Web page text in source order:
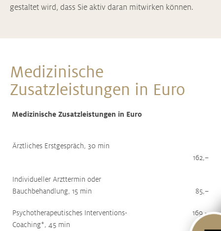
gestaltet wird, dass Sie aktiv daran mitwirken können.
Medizinische
Zusatzleistungen in Euro
Medizinische Zusatzleistungen in Euro
Ärztliches Erstgespräch, 30 min
162,–
Individueller Arzttermin oder
Bauchbehandlung, 15 min
85,–
Psychotherapeutisches Interventions-
Coaching*, 45 min
169,–